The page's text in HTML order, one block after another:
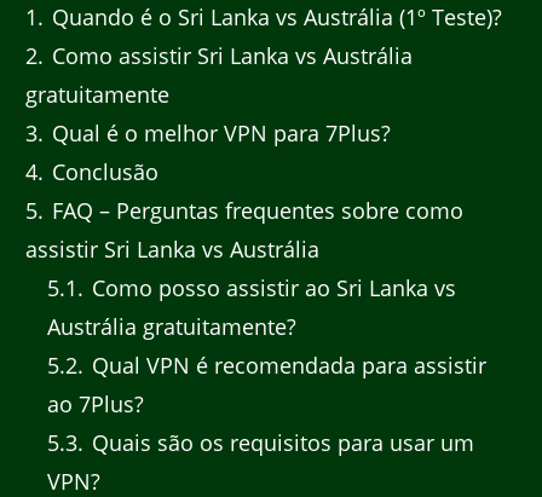
1
Quando é o Sri Lanka vs Austrália (1º Teste)?
2 Como assistir Sri Lanka vs Austrália
gratuitamente
3 Qual é o melhor VPN para 7Plus?
4 Conclusão
5 FAQ – Perguntas frequentes sobre como
assistir Sri Lanka vs Austrália
5.1
Como posso assistir ao Sri Lanka vs
Austrália gratuitamente?
5.2 Qual VPN é recomendada para assistir
ao 7Plus?
5.3 Quais são os requisitos para usar um
VPN?